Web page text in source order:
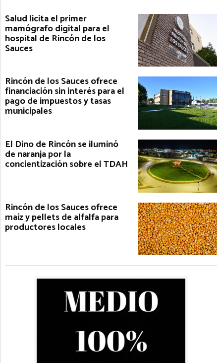
Salud licita el primer
mamógrafo digital para el
hospital de Rincón de los
Sauces
Rincón de los Sauces ofrece
financiación sin interés para el
pago de impuestos y tasas
municipales
El Dino de Rincón se iluminó
de naranja por la
concientización sobre el TDAH
Rincón de los Sauces ofrece
maíz y pellets de alfalfa para
productores locales